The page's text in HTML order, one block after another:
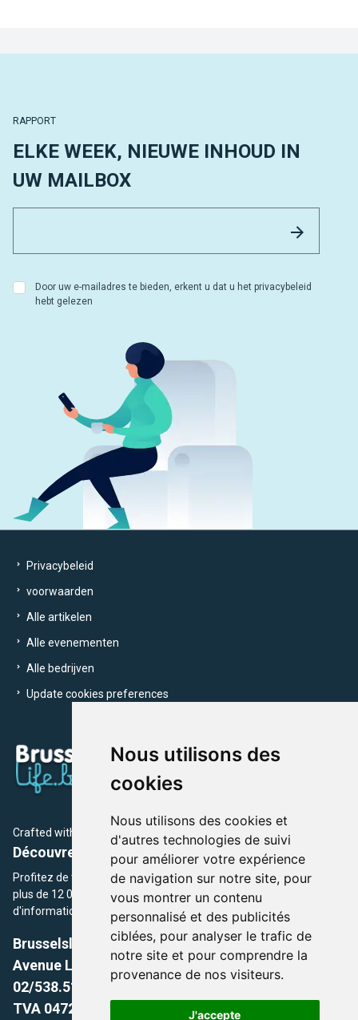
Nous utilisons des
cookies
Nous utilisons des cookies et
d'autres technologies de suivi
pour améliorer votre expérience
de navigation sur notre site, pour
vous montrer un contenu
personnalisé et des publicités
ciblées, pour analyser le trafic de
notre site et pour comprendre la
provenance de nos visiteurs.
J'accepte
RAPPORT
ELKE WEEK, NIEUWE INHOUD IN
UW MAILBOX
Door uw e-mailadres te bieden, erkent u dat u het privacybeleid
hebt gelezen
Privacybeleid
voorwaarden
Alle artikelen
Alle evenementen
Alle bedrijven
Update cookies preferences
Crafted with by Brusselslife Team
Découvrez plus de 12 000 adresses et événements
Profitez de toutes les sections de BrusselsLife.be et découvrez
plus de 12 000 adresses et un grand choix d'événements,
d'informations et de conseils et astuces de notre écriture.
Brusselslife.be
Avenue Louise, 500 -1050 Ixelles, Brussels,
02/538.51.49.
TVA 0472.281.221